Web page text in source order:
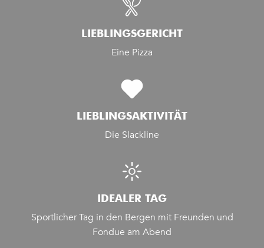
LIEBLINGSGERICHT
Eine Pizza
LIEBLINGSAKTIVITÄT
Die Slackline
IDEALER TAG
Sportlicher Tag in den Bergen mit Freunden und
Fondue am Abend